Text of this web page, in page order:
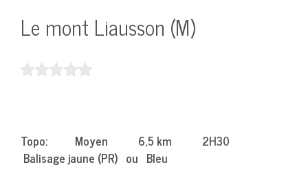
Le mont Liausson (M)
Topo: Moyen 6,5 km 2H30
Balisage jaune (PR) ou Bleu